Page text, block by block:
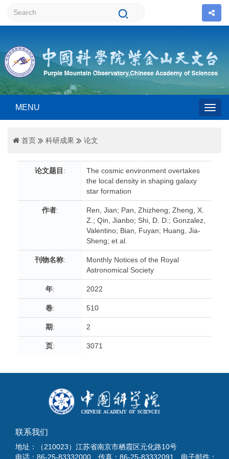
MENU
首页 科研成果 论文
论文题目 :
The cosmic environment overtakes
the local density in shaping galaxy
star formation
作者:
Ren, Jian; Pan, Zhizheng; Zheng, X.
Z.; Qin, Jianbo; Shi, D. D.; Gonzalez,
Valentino; Bian, Fuyan; Huang, Jia-
Sheng; et al.
刊物名称:
Monthly Notices of the Royal
Astronomical Society
年: 2022
卷: 510
期: 2
页: 3071
联系我们
地址：（210023）江苏省南京市栖霞区元化路10号
电话：86-25-83332000 传真：86-25-83332091 电子邮件：